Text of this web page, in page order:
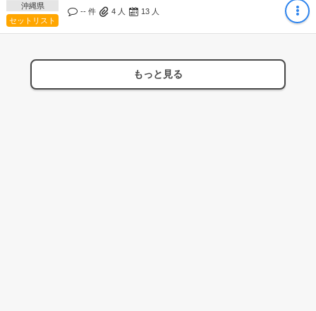
沖縄県
セットリスト
-- 件 4 人 13 人
もっと見る